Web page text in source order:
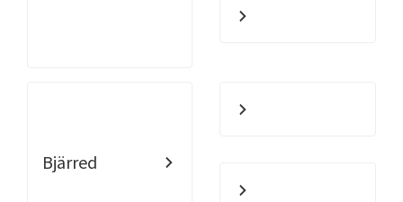
Bjärred